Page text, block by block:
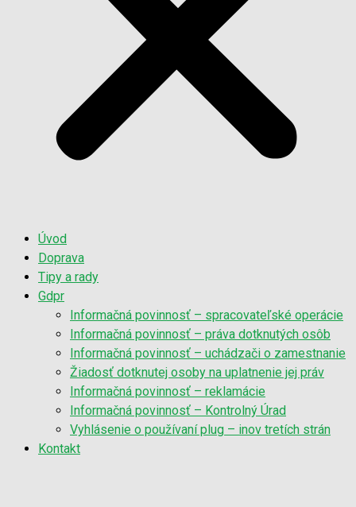
Úvod
Doprava
Tipy a rady
Gdpr
Informačná povinnosť – spracovateľské operácie
Informačná povinnosť – práva dotknutých osôb
Informačná povinnosť – uchádzači o zamestnanie
Žiadosť dotknutej osoby na uplatnenie jej práv
Informačná povinnosť – reklamácie
Informačná povinnosť – Kontrolný Úrad
Vyhlásenie o používaní plug – inov tretích strán
Kontakt